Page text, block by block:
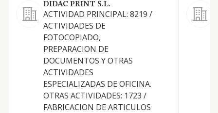
DIDAC PRINT S.L.
ACTIVIDAD PRINCIPAL: 8219 /
ACTIVIDADES DE
FOTOCOPIADO,
PREPARACION DE
DOCUMENTOS Y OTRAS
ACTIVIDADES
ESPECIALIZADAS DE OFICINA.
OTRAS ACTIVIDADES: 1723 /
FABRICACION DE ARTICULOS